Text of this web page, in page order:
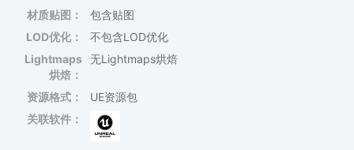
材质贴图：
包含贴图
LOD优化：
不包含LOD优化
Lightmaps
烘焙：
无Lightmaps烘焙
资源格式：
UE资源包
关联软件：